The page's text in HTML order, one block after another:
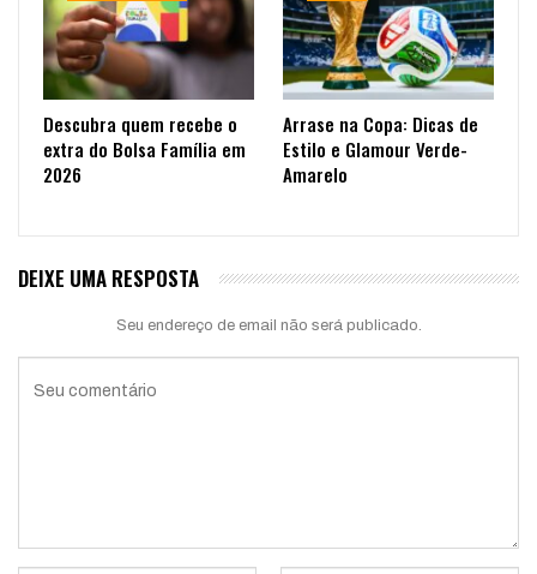
Descubra quem recebe o
extra do Bolsa Família em
2026
Arrase na Copa: Dicas de
Estilo e Glamour Verde-
Amarelo
DEIXE UMA RESPOSTA
Seu endereço de email não será publicado.